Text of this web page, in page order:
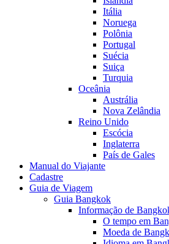
Itália
Noruega
Polônia
Portugal
Suécia
Suiça
Turquia
Oceânia
Austrália
Nova Zelândia
Reino Unido
Escócia
Inglaterra
País de Gales
Manual do Viajante
Cadastre
Guia de Viagem
Guia Bangkok
Informação de
O tempo em
Moeda de